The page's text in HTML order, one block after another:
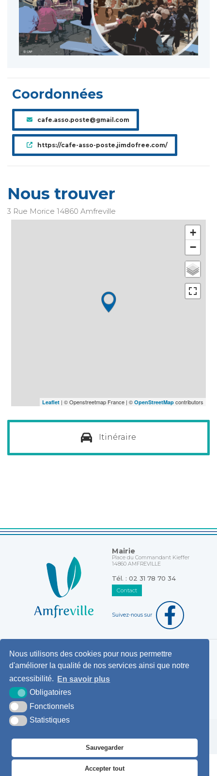
Nous utilisons des cookies pour nous permettre
d'améliorer la qualité de nos services ainsi que notre
accessibilité.
En savoir plus
Obligatoires
Fonctionnels
Statistiques
Sauvegarder
Accepter tout
Coordonnées
cafe.asso.poste@gmail.com
https://cafe-asso-poste.jimdofree.com/
Nous trouver
3 Rue Morice 14860 Amfreville
+
−
Leaflet | © Openstreetmap France | © OpenStreetMap contributors
Itinéraire
Mairie
Place du Commandant Kieffer
14860 AMFREVILLE
Tél. : 02 31 78 70 34
Contact
Suivez-nous sur
Horaires d'ouverture au public
Pemanences des élus
Démarches administratives
Agence postale communale
site
légales